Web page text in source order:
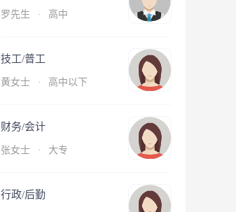
罗先生 · 高中
技工/普工
黄女士 · 高中以下
财务/会计
张女士 · 大专
行政/后勤